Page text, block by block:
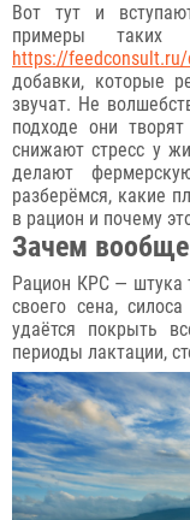
Вот тут и
примеры таких
https://
добавки, которые
звучат. Не
подходе они
снижают стресс у
делают
разберёмся, какие
в рацион и почему
Зачем
Рацион КРС — штука
своего сена,
удаётся покрыть
периоды лактации,